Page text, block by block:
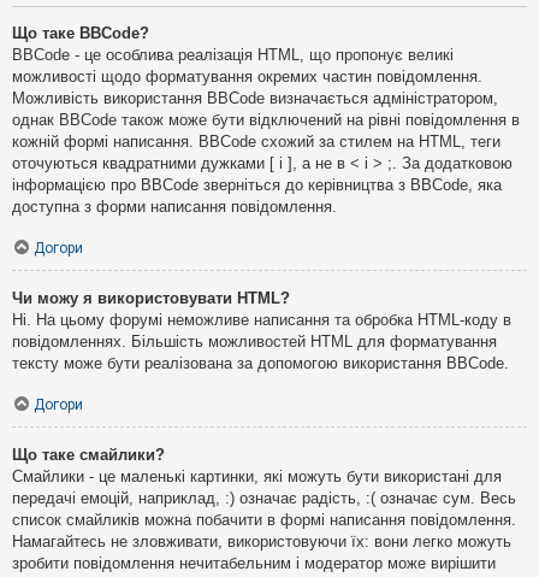
Що таке BBCode?
BBCode - це особлива реалізація HTML, що пропонує великі
можливості щодо форматування окремих частин повідомлення.
Можливість використання BBCode визначається адміністратором,
однак BBCode також може бути відключений на рівні повідомлення в
кожній формі написання. BBCode схожий за стилем на HTML, теги
оточуються квадратними дужками [ і ], а не в < і > ;. За додатковою
інформацією про BBCode зверніться до керівництва з BBCode, яка
доступна з форми написання повідомлення.
Догори
Чи можу я використовувати HTML?
Ні. На цьому форумі неможливе написання та обробка HTML-коду в
повідомленнях. Більшість можливостей HTML для форматування
тексту може бути реалізована за допомогою використання BBCode.
Догори
Що таке смайлики?
Смайлики - це маленькі картинки, які можуть бути використані для
передачі емоцій, наприклад, :) означає радість, :( означає сум. Весь
список смайликів можна побачити в формі написання повідомлення.
Намагайтесь не зловживати, використовуючи їх: вони легко можуть
зробити повідомлення нечитабельним і модератор може вирішити